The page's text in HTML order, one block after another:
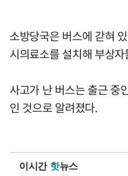
소방당국은 버스에 갇혀
시의료소를 설치해 부상
사고가 난 버스는 출근 중
인 것으로 알려졌다.
이시간 핫뉴스